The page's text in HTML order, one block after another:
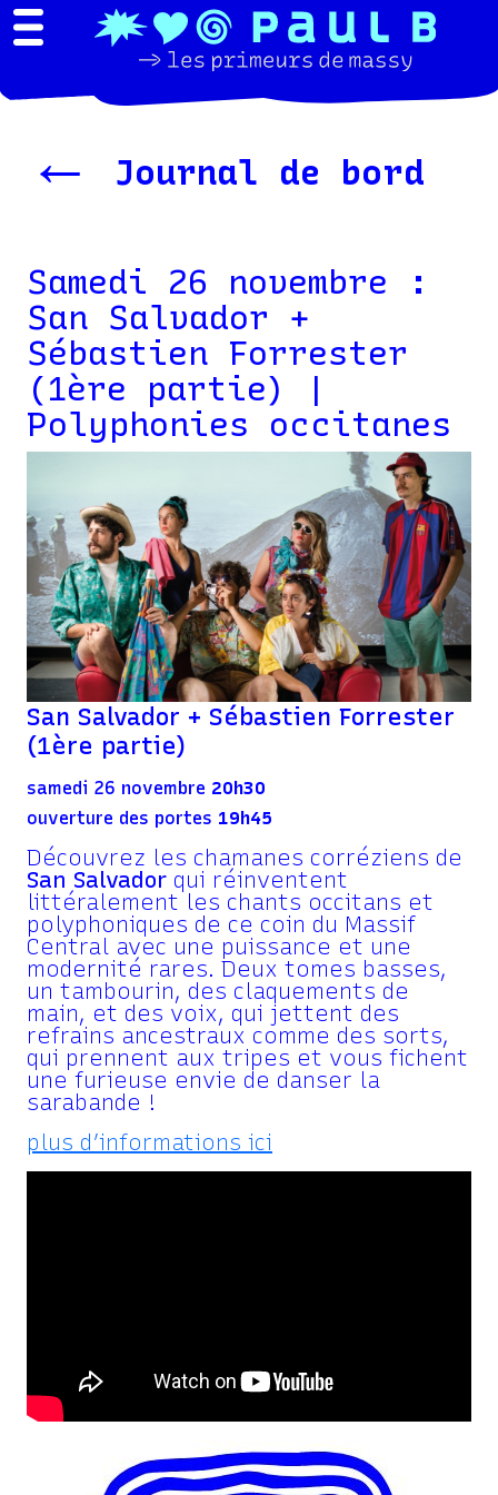
← Journal de bord
Samedi 26 novembre :
San Salvador +
Sébastien Forrester
(1ère partie) |
Polyphonies occitanes
San Salvador + Sébastien Forrester
(1ère partie)
samedi 26 novembre 20h30
ouverture des portes 19h45
Découvrez les chamanes corréziens de
San Salvador qui réinventent
littéralement les chants occitans et
polyphoniques de ce coin du Massif
Central avec une puissance et une
modernité rares. Deux tomes basses,
un tambourin, des claquements de
main, et des voix, qui jettent des
refrains ancestraux comme des sorts,
qui prennent aux tripes et vous fichent
une furieuse envie de danser la
sarabande !
plus d’informations ici